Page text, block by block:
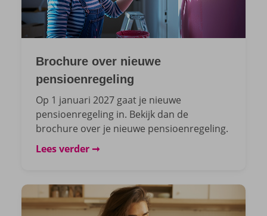
Brochure over nieuwe
pensioenregeling
Op 1 januari 2027 gaat je nieuwe
pensioenregeling in. Bekijk dan de
brochure over je nieuwe pensioenregeling.
Lees verder